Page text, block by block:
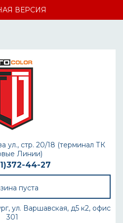
ВЕРСИЯ
ул., стр. 20/18 (терминал ТК
Линии)
44-27
пуста
ул. Варшавская, д5 к2, офис
301